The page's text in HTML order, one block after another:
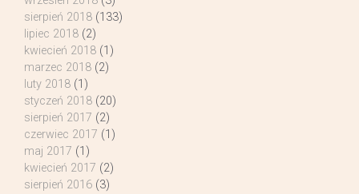
sierpień 2018 (133)
lipiec 2018 (2)
kwiecień 2018 (1)
marzec 2018 (2)
luty 2018 (1)
styczeń 2018 (20)
sierpień 2017 (2)
czerwiec 2017 (1)
maj 2017 (1)
kwiecień 2017 (2)
sierpień 2016 (3)